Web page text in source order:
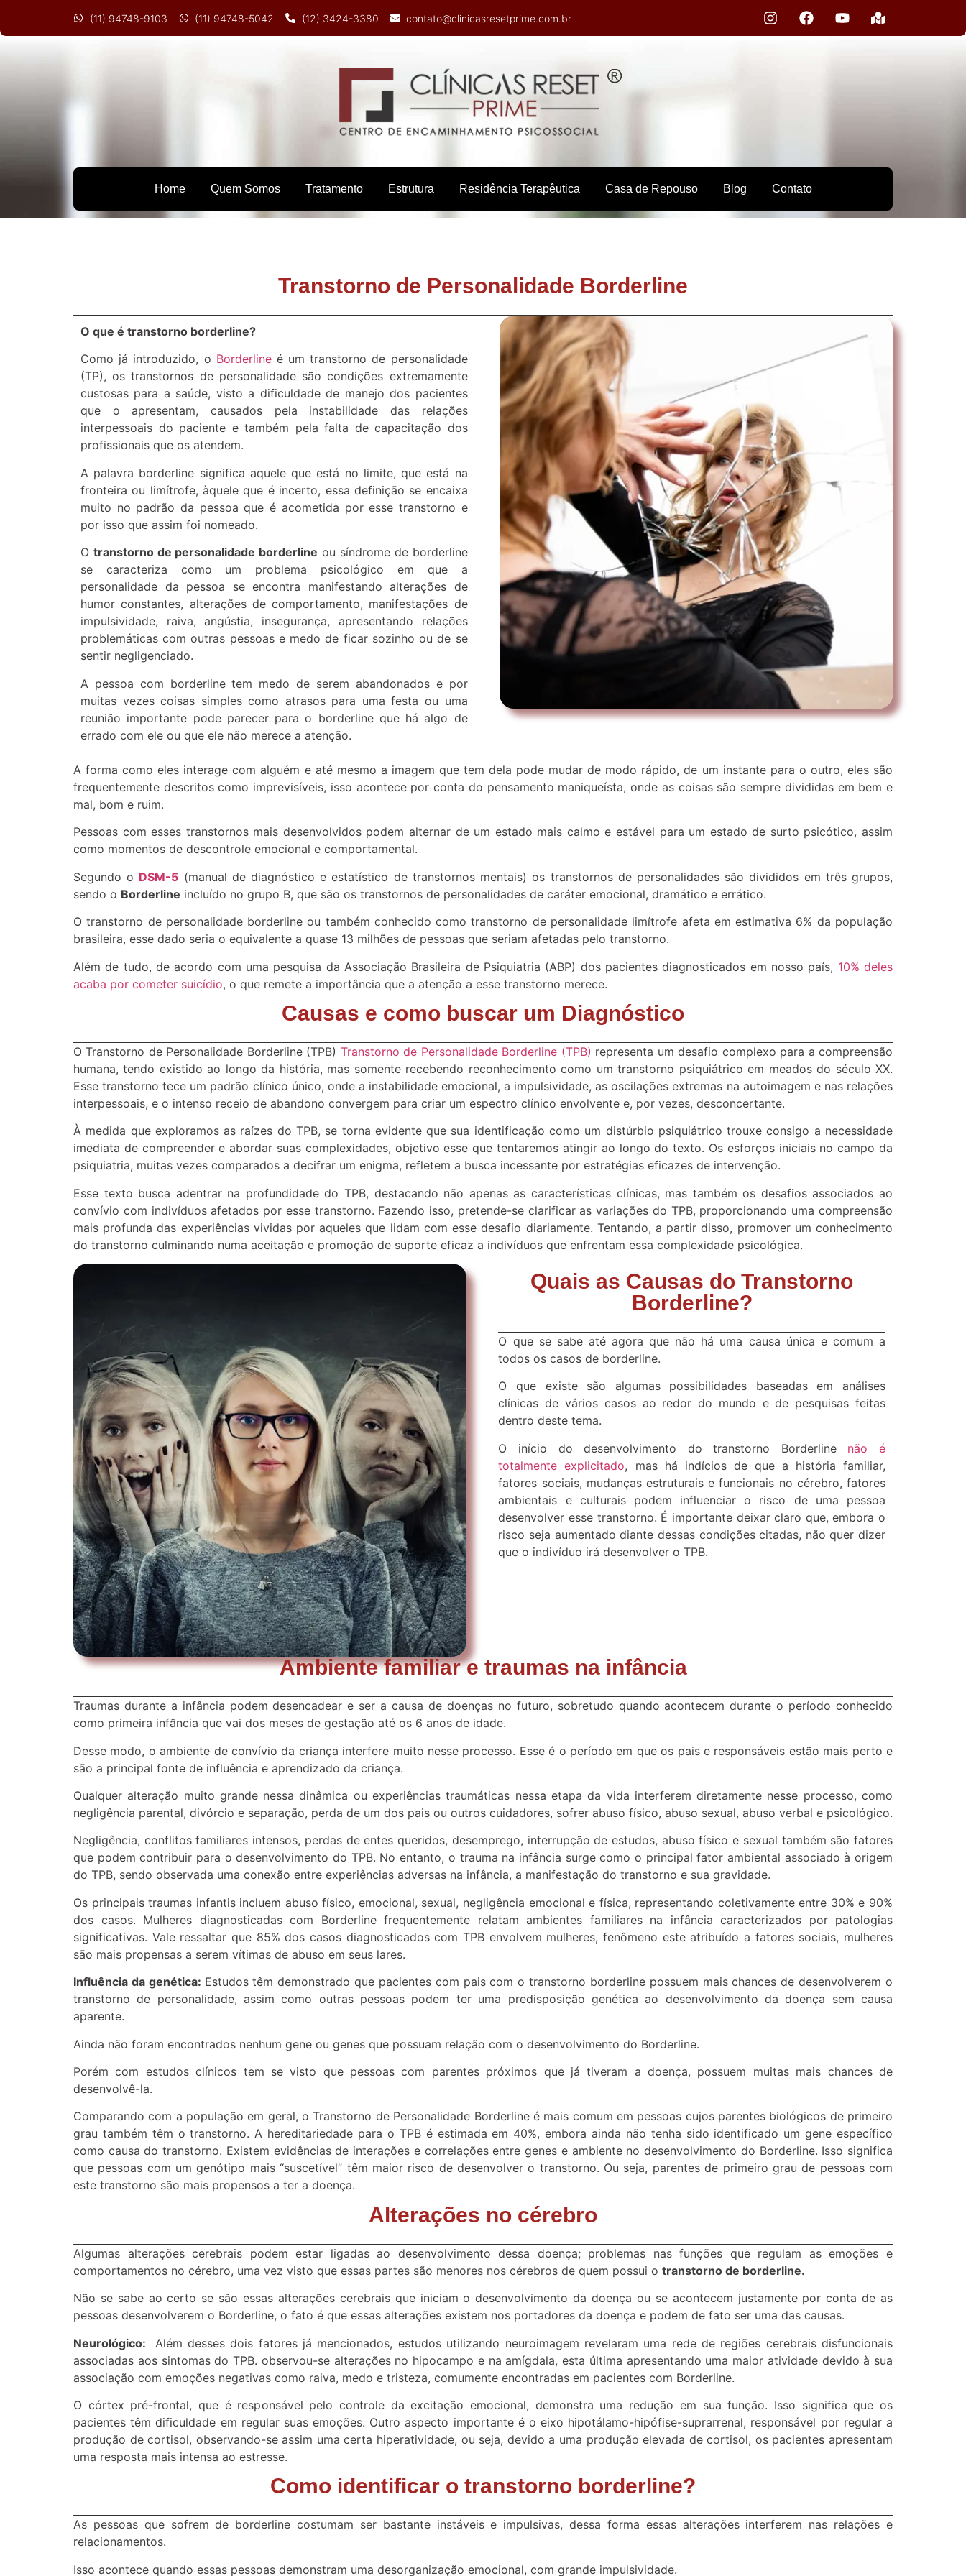
(11) 94748-9103 (11) 94748-5042 (12) 3424-3380 contato@clinicasresetprime.com.br
Home Quem Somos Tratamento Estrutura Residência Terapêutica Casa de Repouso Blog Contato
Transtorno de Personalidade Borderline
O que é transtorno borderline?
Como já introduzido, o Borderlineé um transtorno de personalidade
(TP), os transtornos de personalidade são condições extremamente
custosas para a saúde, visto a dificuldade de manejo dos pacientes
que o apresentam, causados pela instabilidade das relações
interpessoais do paciente e também pela falta de capacitação dos
profissionais que os atendem.
A palavra borderline significa aquele que está no limite, que está na
fronteira ou limítrofe, àquele que é incerto, essa definição se encaixa
muito no padrão da pessoa que é acometida por esse transtorno e
por isso que assim foi nomeado.
O transtorno de personalidade borderline ou síndrome de borderline
se caracteriza como um problema psicológico em que a
personalidade da pessoa se encontra manifestando alterações de
humor constantes, alterações de comportamento, manifestações de
impulsividade, raiva, angústia, insegurança, apresentando relações
problemáticas com outras pessoas e medo de ficar sozinho ou de se
sentir negligenciado.
A pessoa com borderline tem medo de serem abandonados e por
muitas vezes coisas simples como atrasos para uma festa ou uma
reunião importante pode parecer para o borderline que há algo de
errado com ele ou que ele não merece a atenção.
A forma como eles interage com alguém e até mesmo a imagem que tem dela pode mudar de modo rápido, de um instante para o outro, eles são
frequentemente descritos como imprevisíveis, isso acontece por conta do pensamento maniqueísta, onde as coisas são sempre divididas em bem e
mal, bom e ruim.
Pessoas com esses transtornos mais desenvolvidos podem alternar de um estado mais calmo e estável para um estado de surto psicótico, assim
como momentos de descontrole emocional e comportamental.
Segundo o DSM-5 (manual de diagnóstico e estatístico de transtornos mentais) os transtornos de personalidades são divididos em três grupos,
sendo o Borderline incluído no grupo B, que são os transtornos de personalidades de caráter emocional, dramático e errático.
O transtorno de personalidade borderline ou também conhecido como transtorno de personalidade limítrofe afeta em estimativa 6% da população
brasileira, esse dado seria o equivalente a quase 13 milhões de pessoas que seriam afetadas pelo transtorno.
Além de tudo, de acordo com uma pesquisa da Associação Brasileira de Psiquiatria (ABP) dos pacientes diagnosticados em nosso país, 10% deles
acaba por cometer suicídio, o que remete a importância que a atenção a esse transtorno merece.
Causas e como buscar um Diagnóstico
O Transtorno de Personalidade Borderline (TPB) Transtorno de Personalidade Borderline (TPB) representa um desafio complexo para a compreensão
humana, tendo existido ao longo da história, mas somente recebendo reconhecimento como um transtorno psiquiátrico em meados do século XX.
Esse transtorno tece um padrão clínico único, onde a instabilidade emocional, a impulsividade, as oscilações extremas na autoimagem e nas relações
interpessoais, e o intenso receio de abandono convergem para criar um espectro clínico envolvente e, por vezes, desconcertante.
À medida que exploramos as raízes do TPB, se torna evidente que sua identificação como um distúrbio psiquiátrico trouxe consigo a necessidade
imediata de compreender e abordar suas complexidades, objetivo esse que tentaremos atingir ao longo do texto. Os esforços iniciais no campo da
psiquiatria, muitas vezes comparados a decifrar um enigma, refletem a busca incessante por estratégias eficazes de intervenção.
Esse texto busca adentrar na profundidade do TPB, destacando não apenas as características clínicas, mas também os desafios associados ao
convívio com indivíduos afetados por esse transtorno. Fazendo isso, pretende-se clarificar as variações do TPB, proporcionando uma compreensão
mais profunda das experiências vividas por aqueles que lidam com esse desafio diariamente. Tentando, a partir disso, promover um conhecimento
do transtorno culminando numa aceitação e promoção de suporte eficaz a indivíduos que enfrentam essa complexidade psicológica.
Quais as Causas do Transtorno
Borderline?
O que se sabe até agora que não há uma causa única e comum a
todos os casos de borderline.
O que existe são algumas possibilidades baseadas em análises
clínicas de vários casos ao redor do mundo e de pesquisas feitas
dentro deste tema.
O início do desenvolvimento do transtorno Borderline não é
totalmente explicitado, mas há indícios de que a história familiar,
fatores sociais, mudanças estruturais e funcionais no cérebro, fatores
ambientais e culturais podem influenciar o risco de uma pessoa
desenvolver esse transtorno. É importante deixar claro que, embora o
risco seja aumentado diante dessas condições citadas, não quer dizer
que o indivíduo irá desenvolver o TPB.
Ambiente familiar e traumas na infância
Traumas durante a infância podem desencadear e ser a causa de doenças no futuro, sobretudo quando acontecem durante o período conhecido
como primeira infância que vai dos meses de gestação até os 6 anos de idade.
Desse modo, o ambiente de convívio da criança interfere muito nesse processo. Esse é o período em que os pais e responsáveis estão mais perto e
são a principal fonte de influência e aprendizado da criança.
Qualquer alteração muito grande nessa dinâmica ou experiências traumáticas nessa etapa da vida interferem diretamente nesse processo, como
negligência parental, divórcio e separação, perda de um dos pais ou outros cuidadores, sofrer abuso físico, abuso sexual, abuso verbal e psicológico.
Negligência, conflitos familiares intensos, perdas de entes queridos, desemprego, interrupção de estudos, abuso físico e sexual também são fatores
que podem contribuir para o desenvolvimento do TPB. No entanto, o trauma na infância surge como o principal fator ambiental associado à origem
do TPB, sendo observada uma conexão entre experiências adversas na infância, a manifestação do transtorno e sua gravidade.
Os principais traumas infantis incluem abuso físico, emocional, sexual, negligência emocional e física, representando coletivamente entre 30% e 90%
dos casos. Mulheres diagnosticadas com Borderline frequentemente relatam ambientes familiares na infância caracterizados por patologias
significativas. Vale ressaltar que 85% dos casos diagnosticados com TPB envolvem mulheres, fenômeno este atribuído a fatores sociais, mulheres
são mais propensas a serem vítimas de abuso em seus lares.
Influência da genética: Estudos têm demonstrado que pacientes com pais com o transtorno borderline possuem mais chances de desenvolverem o
transtorno de personalidade, assim como outras pessoas podem ter uma predisposição genética ao desenvolvimento da doença sem causa
aparente.
Ainda não foram encontrados nenhum gene ou genes que possuam relação com o desenvolvimento do Borderline.
Porém com estudos clínicos tem se visto que pessoas com parentes próximos que já tiveram a doença, possuem muitas mais chances de
desenvolvê-la.
Comparando com a população em geral, o Transtorno de Personalidade Borderline é mais comum em pessoas cujos parentes biológicos de primeiro
grau também têm o transtorno. A hereditariedade para o TPB é estimada em 40%, embora ainda não tenha sido identificado um gene específico
como causa do transtorno. Existem evidências de interações e correlações entre genes e ambiente no desenvolvimento do Borderline. Isso significa
que pessoas com um genótipo mais “suscetível” têm maior risco de desenvolver o transtorno. Ou seja, parentes de primeiro grau de pessoas com
este transtorno são mais propensos a ter a doença.
Alterações no cérebro
Algumas alterações cerebrais podem estar ligadas ao desenvolvimento dessa doença; problemas nas funções que regulam as emoções e
comportamentos no cérebro, uma vez visto que essas partes são menores nos cérebros de quem possui o transtorno de borderline.
Não se sabe ao certo se são essas alterações cerebrais que iniciam o desenvolvimento da doença ou se acontecem justamente por conta de as
pessoas desenvolverem o Borderline, o fato é que essas alterações existem nos portadores da doença e podem de fato ser uma das causas.
Neurológico: Além desses dois fatores já mencionados, estudos utilizando neuroimagem revelaram uma rede de regiões cerebrais disfuncionais
associadas aos sintomas do TPB. observou-se alterações no hipocampo e na amígdala, esta última apresentando uma maior atividade devido à sua
associação com emoções negativas como raiva, medo e tristeza, comumente encontradas em pacientes com Borderline.
O córtex pré-frontal, que é responsável pelo controle da excitação emocional, demonstra uma redução em sua função. Isso significa que os
pacientes têm dificuldade em regular suas emoções. Outro aspecto importante é o eixo hipotálamo-hipófise-suprarrenal, responsável por regular a
produção de cortisol, observando-se assim uma certa hiperatividade, ou seja, devido a uma produção elevada de cortisol, os pacientes apresentam
uma resposta mais intensa ao estresse.
Como identificar o transtorno borderline?
As pessoas que sofrem de borderline costumam ser bastante instáveis e impulsivas, dessa forma essas alterações interferem nas relações e
relacionamentos.
Isso acontece quando essas pessoas demonstram uma desorganização emocional, com grande impulsividade.